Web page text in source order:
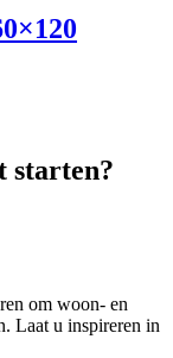
starten?
om woon- en
Laat u inspireren in